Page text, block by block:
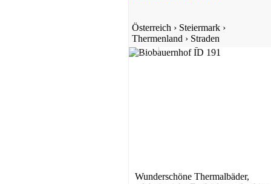
Österreich › Steiermark ›
Thermenland › Straden
5,0
1 Bewertung
Wunderschöne Thermalbäder,